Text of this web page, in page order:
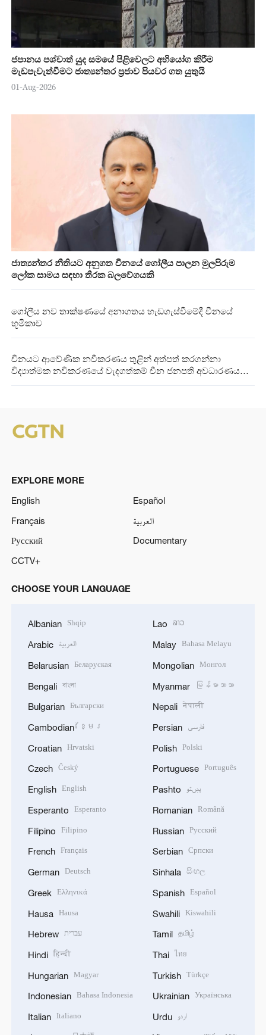
ජපානය පශ්චාත් යුද සමයේ පිළිවෙලට අභියෝග කිරීම
මැඩපැවැත්වීමට ජාත්‍යන්තර ප්‍රජාව පියවර ගත යුතුයි
01-Aug-2026
ජාත්‍යන්තර නීතියට අනුගත චීනයේ ගෝලීය පාලන මුලපිරුම
ලෝක සාමය සඳහා තීරක බලවේගයකි
ගෝලීය නව තාක්ෂණයේ අනාගතය හැඩගැස්වීමේදී චීනයේ
භූමිකාව
චීනයට ආවේණික නවීකරණය තුළින් අත්පත් කරගන්නා
විද්‍යාත්මක නවීකරණයේ වැදගත්කම් චීන ජනපති අවධාරණය
EXPLORE MORE
English
Español
Français
العربية
Русский
Documentary
CCTV+
CHOOSE YOUR LANGUAGE
Albanian Shqip
Arabic العربية
Belarusian Беларуская
Bengali বাংলা
Bulgarian Български
Cambodian ខ្មែរ
Croatian Hrvatski
Czech Český
English English
Esperanto Esperanto
Filipino Filipino
French Français
German Deutsch
Greek Ελληνικά
Hausa Hausa
Hebrew עברית
Hindi हिन्दी
Hungarian Magyar
Indonesian Bahasa Indonesia
Italian Italiano
Lao ລາວ
Malay Bahasa Melayu
Mongolian Монгол
Myanmar မြန်မာဘာသာ
Nepali नेपाली
Persian فارسی
Polish Polski
Portuguese Português
Pashto پښتو
Romanian Română
Russian Русский
Serbian Српски
Sinhala සිංහල
Spanish Español
Swahili Kiswahili
Tamil தமிழ்
Thai ไทย
Turkish Türkçe
Ukrainian Українська
Urdu اردو